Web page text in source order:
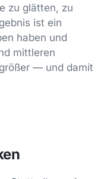
zu glätten, zu
ist ein
haben und
mittleren
— und damit